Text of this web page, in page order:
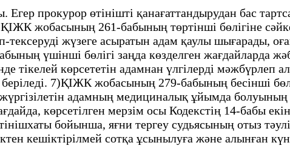
Егер прокурор өтінішті қанағаттандырудан бас
жобасының 261-бабының төртінші бөлігіне
тексеруді жүзеге асыратын адам қаулы
үшінші бөлігі заңда көзделген жағдайларда
тікелей көрсететін адамнан үлгілерді мәжбүрлеп
7)ҚІЖК жобасының 279-бабының бесінші
адамның медициналық ұйымда
көрсетілген мерзім осы Кодекстің 14-бабы
бойынша, яғни тергеу судьясының отыз
кешіктірілмей сотқа ұсынылуға және алынған